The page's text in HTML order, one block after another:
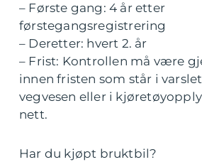
– Første gang: 4 år etter
førstegangsregistrering
– Deretter: hvert 2. år
– Frist: Kontrollen må være
innen fristen som står i
vegvesen eller i
nett.
Har du kjøpt bruktbil?